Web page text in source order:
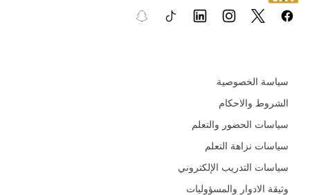
سياسة الخصوصية
الشروط والاحكام
سياسات الحضور والتعلم
سياسات نزاهة التعلم
سياسات التدريب الإلكتروني
وثيقة الادوار والمسؤوليات